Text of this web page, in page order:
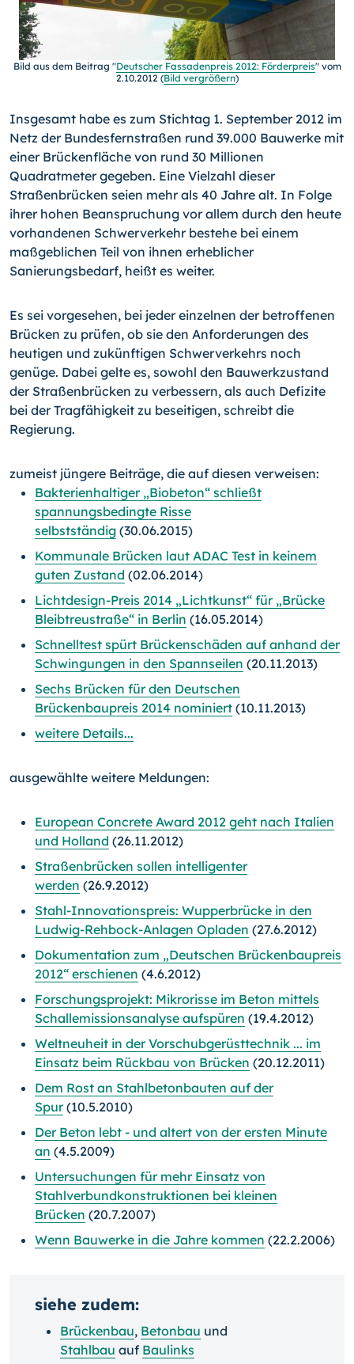
Bild aus dem Beitrag "Deutscher Fassadenpreis 2012: Förderpreis" vom
2.10.2012 (Bild vergrößern)
Insgesamt habe es zum Stichtag 1. September 2012 im
Netz der Bundesfernstraßen rund 39.000 Bauwerke mit
einer Brückenfläche von rund 30 Millionen
Quadratmeter gegeben. Eine Vielzahl dieser
Straßenbrücken seien mehr als 40 Jahre alt. In Folge
ihrer hohen Beanspruchung vor allem durch den heute
vorhandenen Schwerverkehr bestehe bei einem
maßgeblichen Teil von ihnen erheblicher
Sanierungsbedarf, heißt es weiter.
Es sei vorgesehen, bei jeder einzelnen der betroffenen
Brücken zu prüfen, ob sie den Anforderungen des
heutigen und zukünftigen Schwerverkehrs noch
genüge. Dabei gelte es, sowohl den Bauwerkzustand
der Straßenbrücken zu verbessern, als auch Defizite
bei der Tragfähigkeit zu beseitigen, schreibt die
Regierung.
zumeist jüngere Beiträge, die auf diesen verweisen:
Bakterienhaltiger „Biobeton“ schließt
spannungsbedingte Risse
selbstständig (30.06.2015)
Kommunale Brücken laut ADAC Test in keinem
guten Zustand (02.06.2014)
Lichtdesign-Preis 2014 „Lichtkunst“ für „Brücke
Bleibtreustraße“ in Berlin (16.05.2014)
Schnelltest spürt Brückenschäden auf anhand der
Schwingungen in den Spannseilen (20.11.2013)
Sechs Brücken für den Deutschen
Brückenbaupreis 2014 nominiert (10.11.2013)
weitere Details...
ausgewählte weitere Meldungen:
European Concrete Award 2012 geht nach Italien
und Holland (26.11.2012)
Straßenbrücken sollen intelligenter
werden (26.9.2012)
Stahl-Innovationspreis: Wupperbrücke in den
Ludwig-Rehbock-Anlagen Opladen (27.6.2012)
Dokumentation zum „Deutschen Brückenbaupreis
2012“ erschienen (4.6.2012)
Forschungsprojekt: Mikrorisse im Beton mittels
Schallemissionsanalyse aufspüren (19.4.2012)
Weltneuheit in der Vorschubgerüsttechnik ... im
Einsatz beim Rückbau von Brücken (20.12.2011)
Dem Rost an Stahlbetonbauten auf der
Spur(10.5.2010)
Der Beton lebt - und altert von der ersten Minute
an (4.5.2009)
Untersuchungen für mehr Einsatz von
Stahlverbundkonstruktionen bei kleinen
Brücken (20.7.2007)
Wenn Bauwerke in die Jahre kommen (22.2.2006)
siehe zudem:
Brückenbau, Betonbau und
Stahlbau auf Baulinks